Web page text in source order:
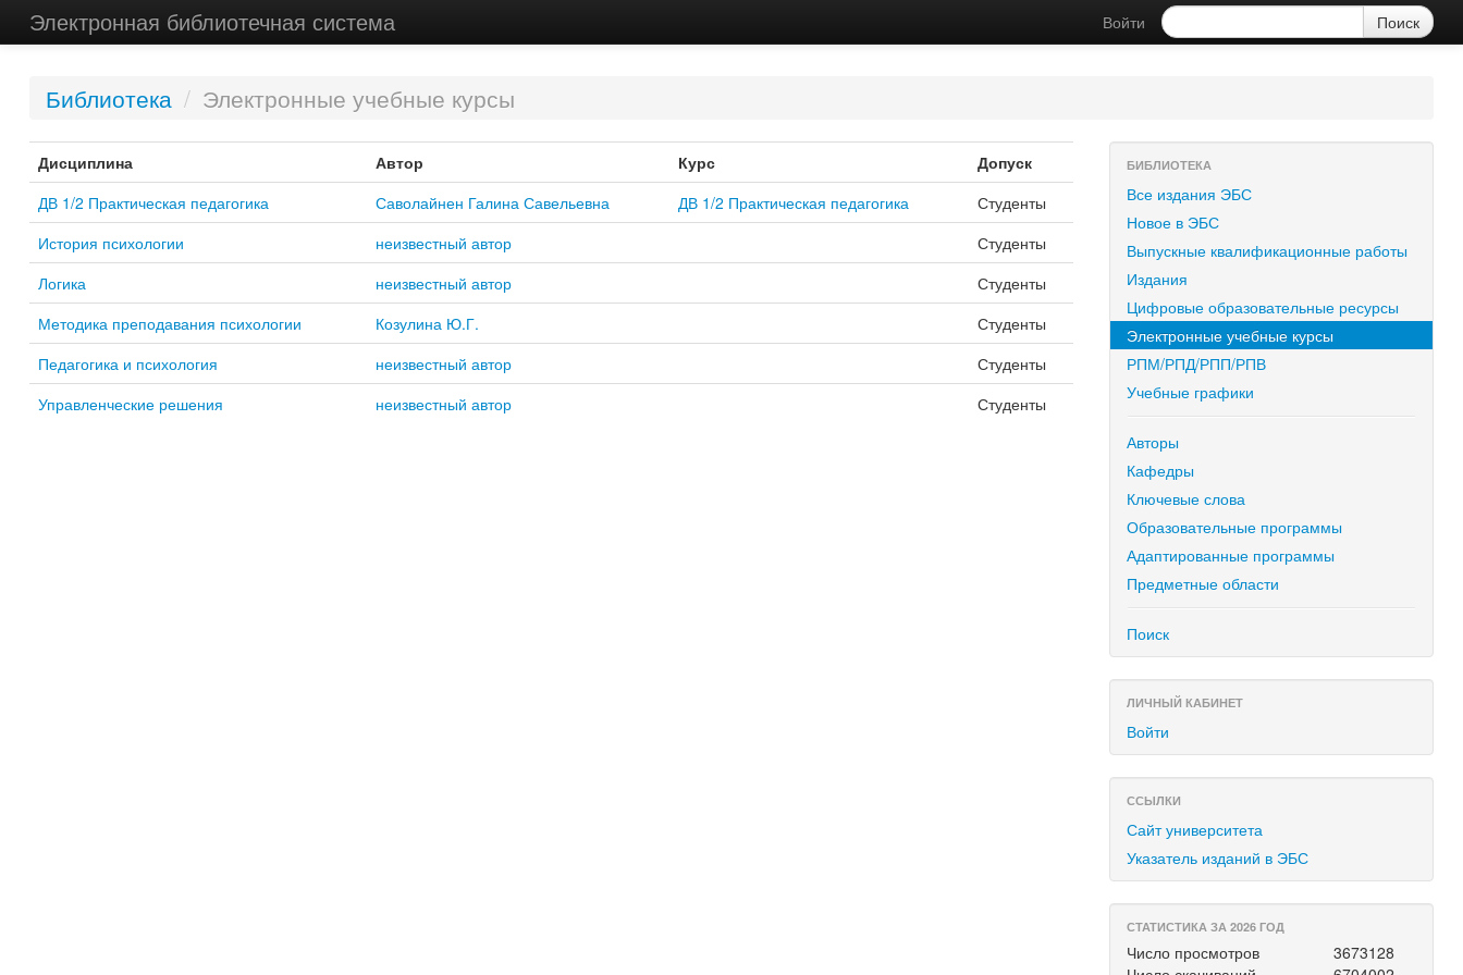
Электронная библиотечная система Войти
Библиотека / Электронные учебные курсы
Дисциплина Автор Курс
Допуск
ДВ 1/2 Практическая педагогика
Саволайнен Галина Савельевна ДВ 1/2 Практическая педагогика
Студенты
История психологии
неизвестный автор
Студенты
Логика
неизвестный автор
Студенты
Методика преподавания психологии
Козулина Ю.Г.
Студенты
Педагогика и психология
неизвестный автор
Студенты
Управленческие решения
неизвестный автор Студенты
БИБЛИОТЕКА
Все издания ЭБС
Новое в ЭБС
Выпускные квалификационные работы
Издания
Цифровые образовательные ресурсы
Электронные учебные курсы
РПМ/РПД/РПП/РПВ
Учебные графики
Авторы
Кафедры
Ключевые слова
Образовательные программы
Адаптированные программы
Предметные области
Поиск
ЛИЧНЫЙ КАБИНЕТ
Войти
ССЫЛКИ
Сайт университета
Указатель изданий в ЭБС
СТАТИСТИКА ЗА 2026 ГОД
Число просмотров
3673128